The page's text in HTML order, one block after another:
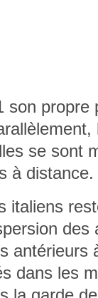
son
se sont
à distance.
italiens
des
antérieurs
dans les